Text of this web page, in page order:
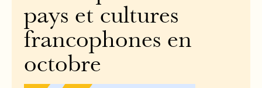
pays et cultures
francophones en
octobre